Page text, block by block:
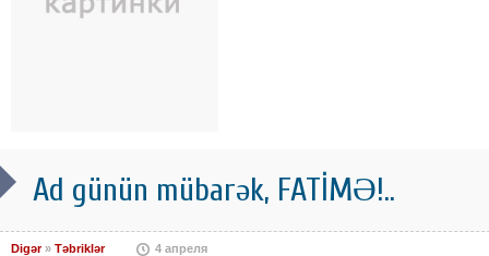
Ad günün mübarək, FATİMƏ!..
Digər» Təbriklər 4 апреля